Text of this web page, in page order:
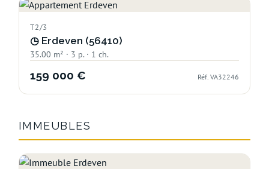
T2/3
◷ Erdeven (56410)
35.00 m² · 3 p. · 1 ch.
159 000 € Réf. VA32246
IMMEUBLES